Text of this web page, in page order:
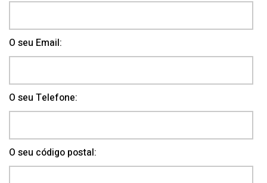
O seu Email:
O seu Telefone:
O seu código postal: